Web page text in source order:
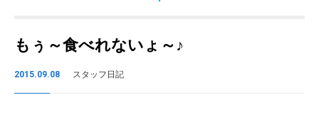
もぅ～食べれないょ～♪
2015.09.08 スタッフ日記